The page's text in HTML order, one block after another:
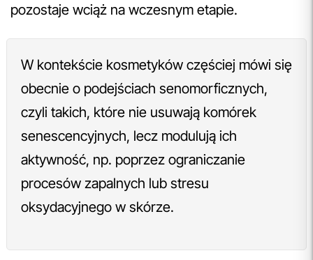
pozostaje wciąż na wczesnym etapie.
W kontekście kosmetyków częściej mówi się
obecnie o podejściach senomorficznych,
czyli takich, które nie usuwają komórek
senescencyjnych, lecz modulują ich
aktywność, np. poprzez ograniczanie
procesów zapalnych lub stresu
oksydacyjnego w skórze.